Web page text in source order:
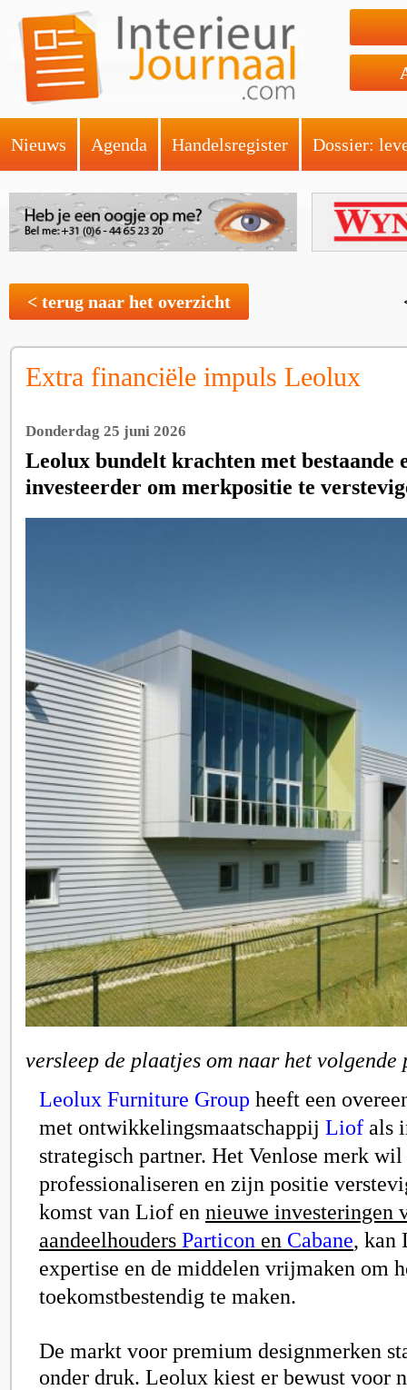
Nieuws Agenda Handelsregister Dossier:
< terug naar het overzicht
Extra financiële impuls Leolux
Donderdag 25 juni 2026
Leolux bundelt krachten met bestaande
investeerder om merkpositie te
versleep de plaatjes om naar het
Leolux Furniture Group heeft een
met ontwikkelingsmaatschappij Liof als
strategisch partner. Het Venlose merk
professionaliseren en zijn positie
komst van Liof en nieuwe investeringen
aandeelhouders Particon en Cabane, kan
expertise en de middelen vrijmaken om
toekomstbestendig te maken.
De markt voor premium designmerken
onder druk. Leolux kiest er bewust voor